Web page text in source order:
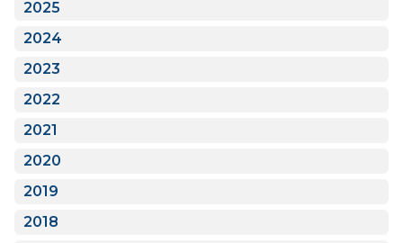
2025
2024
2023
2022
2021
2020
2019
2018